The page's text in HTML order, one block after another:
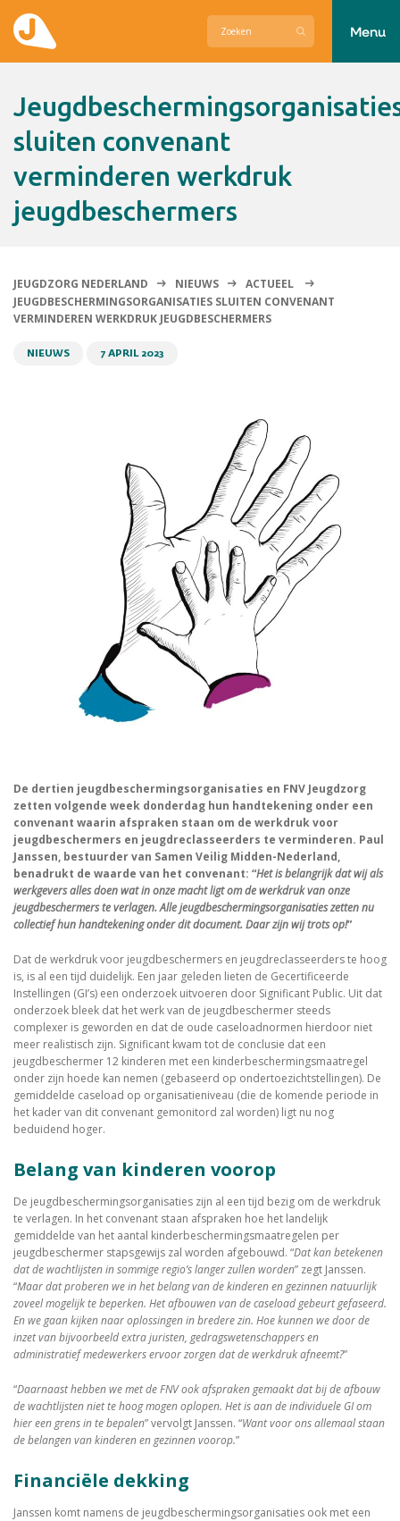
Hier zetten wij ons voor in
Over Jeugdzorg Nederland
Contact
Menu
Jeugdbeschermingsorganisaties
sluiten convenant
verminderen werkdruk
jeugdbeschermers
JEUGDZORG NEDERLAND NIEUWS
ACTUEEL
JEUGDBESCHERMINGSORGANISATIES SLUITEN CONVENANT
VERMINDEREN WERKDRUK JEUGDBESCHERMERS
NIEUWS 7 APRIL 2023
De dertien jeugdbeschermingsorganisaties en FNV Jeugdzorg
zetten volgende week donderdag hun handtekening onder een
convenant waarin afspraken staan om de werkdruk voor
jeugdbeschermers en jeugdreclasseerders te verminderen. Paul
Janssen, bestuurder van Samen Veilig Midden-Nederland,
benadrukt de waarde van het convenant: “Het is belangrijk dat wij als
werkgevers alles doen wat in onze macht ligt om de werkdruk van onze
jeugdbeschermers te verlagen. Alle jeugdbeschermingsorganisaties zetten nu
collectief hun handtekening onder dit document. Daar zijn wij trots op!”
Dat de werkdruk voor jeugdbeschermers en jeugdreclasseerders te hoog
is, is al een tijd duidelijk. Een jaar geleden lieten de Gecertificeerde
Instellingen (GI’s) een onderzoek uitvoeren door Significant Public. Uit dat
onderzoek bleek dat het werk van de jeugdbeschermer steeds
complexer is geworden en dat de oude caseloadnormen hierdoor niet
meer realistisch zijn. Significant kwam tot de conclusie dat een
jeugdbeschermer 12 kinderen met een kinderbeschermingsmaatregel
onder zijn hoede kan nemen (gebaseerd op ondertoezichtstellingen). De
gemiddelde caseload op organisatieniveau (die de komende periode in
het kader van dit convenant gemonitord zal worden) ligt nu nog
beduidend hoger.
Belang van kinderen voorop
De jeugdbeschermingsorganisaties zijn al een tijd bezig om de werkdruk
te verlagen. In het convenant staan afspraken hoe het landelijk
gemiddelde van het aantal kinderbeschermingsmaatregelen per
jeugdbeschermer stapsgewijs zal worden afgebouwd. “Dat kan betekenen
dat de wachtlijsten in sommige regio’s langer zullen worden” zegt Janssen.
“Maar dat proberen we in het belang van de kinderen en gezinnen natuurlijk
zoveel mogelijk te beperken. Het afbouwen van de caseload gebeurt gefaseerd.
En we gaan kijken naar oplossingen in bredere zin. Hoe kunnen we door de
inzet van bijvoorbeeld extra juristen, gedragswetenschappers en
administratief medewerkers ervoor zorgen dat de werkdruk afneemt?”
“Daarnaast hebben we met de FNV ook afspraken gemaakt dat bij de afbouw
de wachtlijsten niet te hoog mogen oplopen. Het is aan de individuele GI om
hier een grens in te bepalen” vervolgt Janssen. “Want voor ons allemaal staan
de belangen van kinderen en gezinnen voorop.”
Financiële dekking
Janssen komt namens de jeugdbeschermingsorganisaties ook met een